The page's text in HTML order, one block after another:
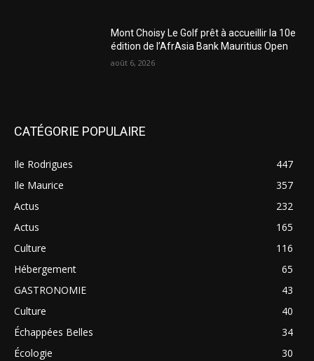
Mont Choisy Le Golf prêt à accueillir la 10e
édition de l’AfrAsia Bank Mauritius Open
août 6, 2026
CATÉGORIE POPULAIRE
Ile Rodrigues
447
Ile Maurice
357
Actus
232
Actus
165
Culture
116
Hébergement
65
GASTRONOMIE
43
Culture
40
Échappées Belles
34
Écologie
30